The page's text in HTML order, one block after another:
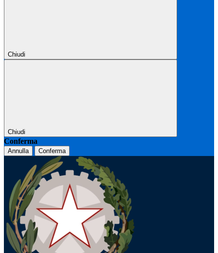
Chiudi
Chiudi
Conferma
Annulla Conferma